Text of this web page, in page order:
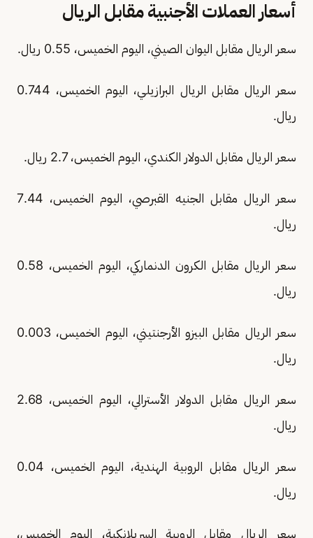
أسعار العملات الأجنبية مقابل الريال
سعر الريال مقابل اليوان الصيني، اليوم الخميس، 0.55 ريال.
سعر الريال مقابل الريال البرازيلي، اليوم الخميس، 0.744
ريال.
سعر الريال مقابل الدولار الكندي، اليوم الخميس، 2.7 ريال.
سعر الريال مقابل الجنيه القبرصي، اليوم الخميس، 7.44
ريال.
سعر الريال مقابل الكرون الدنماركي، اليوم الخميس، 0.58
ريال.
سعر الريال مقابل البيزو الأرجنتيني، اليوم الخميس، 0.003
ريال.
سعر الريال مقابل الدولار الأسترالي، اليوم الخميس، 2.68
ريال.
سعر الريال مقابل الروبية الهندية، اليوم الخميس، 0.04
ريال.
سعر الريال مقابل الروبية السريلانكية، اليوم الخميس،